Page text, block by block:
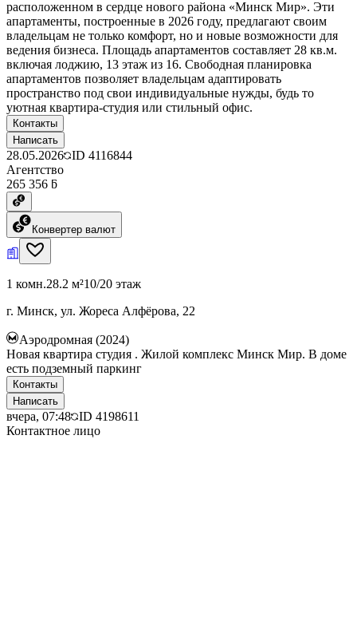
расположенном в сердце нового района «Минск Мир». Эти
апартаменты, построенные в 2026 году, предлагают своим
владельцам не только комфорт, но и новые возможности для
ведения бизнеса. Площадь апартаментов составляет 28 кв.м.
включая лоджию, 13 этаж из 16. Свободная планировка
апартаментов позволяет владельцам адаптировать
пространство под свои индивидуальные нужды, будь то
уютная квартира-студия или стильный офис.
Контакты
Написать
28.05.2026 ID 4116844
Агентство
265 356 ƃ
Конвертер валют
1 комн.28.2 м²10/20 этаж
г. Минск, ул. Жореса Алфёрова, 22
Аэродромная (2024)
Новая квартира студия . Жилой комплекс Минск Мир. В доме
есть подземный паркинг
Контакты
Написать
вчера, 07:48 ID 4198611
Контактное лицо